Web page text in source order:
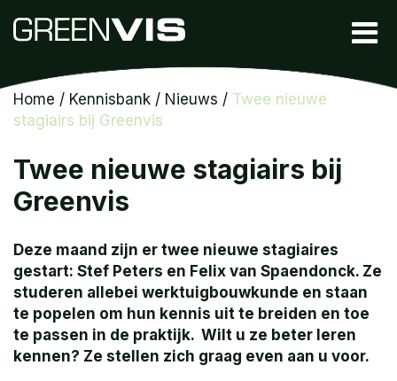
Home / Kennisbank / Nieuws / Twee nieuwe
stagiairs bij Greenvis
Twee nieuwe stagiairs bij
Greenvis
Deze maand zijn er twee nieuwe stagiaires
gestart: Stef Peters en Felix van Spaendonck. Ze
studeren allebei werktuigbouwkunde en staan
te popelen om hun kennis uit te breiden en toe
te passen in de praktijk. Wilt u ze beter leren
kennen? Ze stellen zich graag even aan u voor.